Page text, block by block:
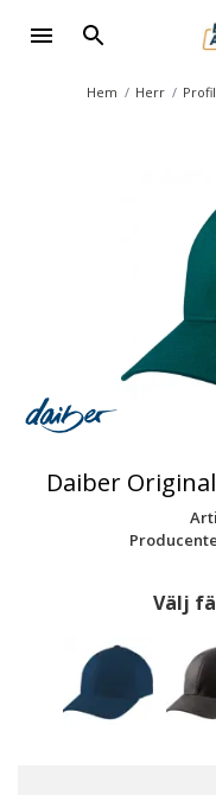
Hem Herr
Daiber
Välj